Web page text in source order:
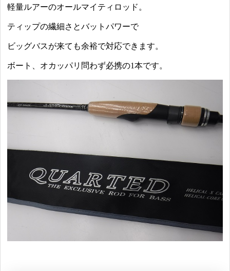
軽量ルアーのオールマイティロッド。
ティップの繊細さとバットパワーで
ビッグバスが来ても余裕で対応できます。
ボート、オカッパリ問わず必携の1本です。